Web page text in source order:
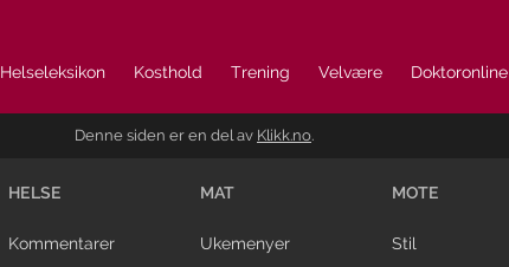
Helseleksikon Kosthold Trening Velvære Doktoronline
Denne siden er en del av Klikk.no.
HELSE
Kommentarer
MAT
Ukemenyer
MOTE
Stil